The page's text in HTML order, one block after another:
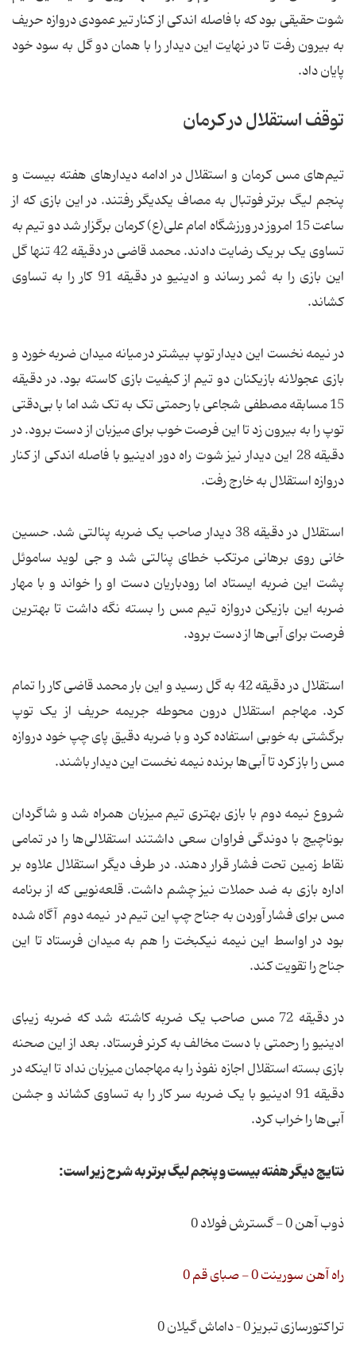
شوت حقیقی بود که با فاصله اندکی از کنار تیر عمودی دروازه حریف
به بیرون رفت تا در نهایت این دیدار را با همان دو گل به سود خود
پایان داد.
توقف استقلال در کرمان
تیم‌های مس کرمان و استقلال در ادامه دیدارهای هفته بیست و
پنجم لیگ برتر فوتبال به مصاف یکدیگر رفتند. در این بازی که از
ساعت 15 امروز در ورزشگاه امام علی(ع) کرمان برگزار شد دو تیم به
تساوی یک بر یک رضایت دادند. محمد قاضی در دقیقه 42 تنها گل
این بازی را به ثمر رساند و ادینیو در دقیقه 91 کار را به تساوی
کشاند.
در نیمه نخست این دیدار توپ بیشتر در میانه میدان ضربه خورد و
بازی عجولانه بازیکنان دو تیم از کیفیت بازی کاسته بود. در دقیقه
15 مسابقه مصطفی شجاعی با رحمتی تک به تک شد اما با بی‌دقتی
توپ را به بیرون زد تا این فرصت خوب برای میزبان از دست برود. در
دقیقه 28 این دیدار نیز شوت راه دور ادینیو با فاصله اندکی از کنار
دروازه استقلال به خارج رفت.
استقلال در دقیقه 38 دیدار صاحب یک ضربه پنالتی شد. حسین
خانی روی برهانی مرتکب خطای پنالتی شد و جی لوید ساموئل
پشت این ضربه ایستاد اما رودباریان دست او را خواند و با مهار
ضربه این بازیکن دروازه تیم مس را بسته نگه داشت تا بهترین
فرصت برای آبی‌ها از دست برود.
استقلال در دقیقه 42 به گل رسید و این بار محمد قاضی کار را تمام
کرد. مهاجم استقلال درون محوطه جریمه حریف از یک توپ
برگشتی به خوبی استفاده کرد و با ضربه دقیق پای چپ خود دروازه
مس را باز کرد تا آبی‌ها برنده نیمه نخست این دیدار باشند.
شروع نیمه دوم با بازی بهتری تیم میزبان همراه شد و شاگردان
بوناچیج با دوندگی فراوان سعی داشتند استقلالی‌ها را در تمامی
نقاط زمین تحت فشار قرار دهند. در طرف دیگر استقلال علاوه بر
اداره بازی به ضد حملات نیز چشم داشت. قلعه‌نویی که از برنامه
مس برای فشار آوردن به جناح چپ این تیم در نیمه دوم آگاه شده
بود در اواسط این نیمه نیکبخت را هم به میدان فرستاد تا این
جناح را تقویت کند.
در دقیقه 72 مس صاحب یک ضربه کاشته شد که ضربه زیبای
ادینیو را رحمتی با دست مخالف به کرنر فرستاد. بعد از این صحنه
بازی بسته استقلال اجازه نفوذ را به مهاجمان میزبان نداد تا اینکه در
دقیقه 91 ادینیو با یک ضربه سر کار را به تساوی کشاند و جشن
آبی‌ها را خراب کرد.
نتایج دیگر هفته بیست و پنجم لیگ برتر به شرح زیر است:
ذوب آهن 0 - گسترش فولاد 0
راه آهن سورینت 0 - صبای قم 0
تراکتورسازی تبریز 0 – داماش گیلان 0